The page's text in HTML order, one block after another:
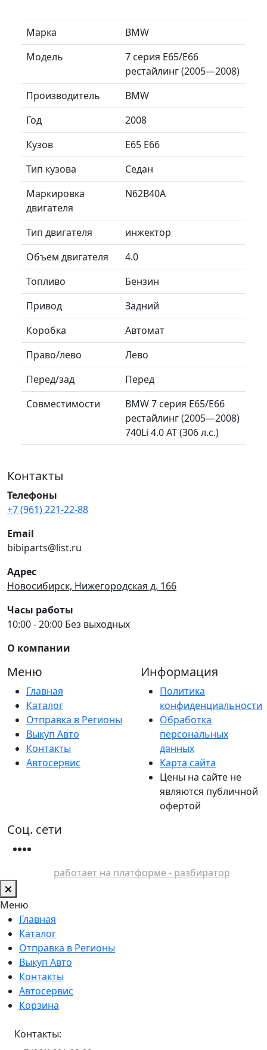
Марка
BMW
Модель
7 серия E65/E66
рестайлинг (2005—2008)
Производитель
BMW
Год
2008
Кузов
E65 E66
Тип кузова
Седан
Маркировка
двигателя
N62B40A
Тип двигателя
инжектор
Объем двигателя
4.0
Топливо
Бензин
Привод
Задний
Коробка
Автомат
Право/лево
Лево
Перед/зад
Перед
Совместимости
BMW 7 серия E65/E66
рестайлинг (2005—2008)
740Li 4.0 AT (306 л.с.)
Контакты
Телефоны
+7 (961) 221-22-88
Email
bibiparts@list.ru
Адрес
Новосибирск, Нижегородская д. 166
Часы работы
10:00 - 20:00 Без выходных
О компании
Меню
Главная
Каталог
Отправка в Регионы
Выкуп Авто
Контакты
Автосервис
Информация
Политика
конфиденциальности
Обработка
персональных
данных
Карта сайта
Цены на сайте не
являются публичной
офертой
Соц. сети
работает на платформе - разбиратор
Меню
Главная
Каталог
Отправка в Регионы
Выкуп Авто
Контакты
Автосервис
Корзина
Контакты: